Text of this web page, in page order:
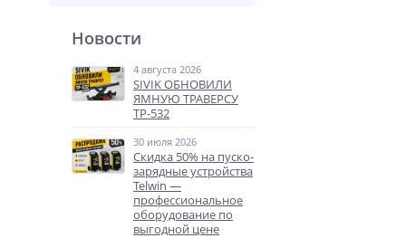
Новости
4 августа 2026
SIVIK ОБНОВИЛИ
ЯМНУЮ ТРАВЕРСУ
ТР-532
30 июля 2026
Скидка 50% на пуско-
зарядные устройства
Telwin —
профессиональное
оборудование по
выгодной цене